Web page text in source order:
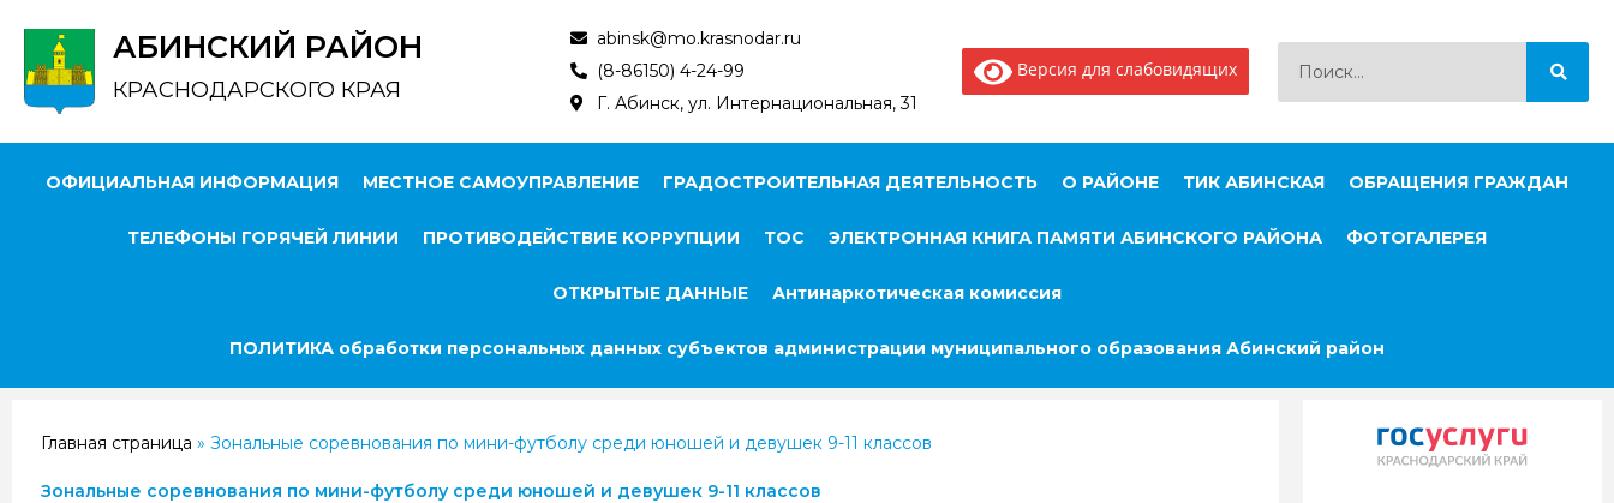
АБИНСКИЙ РАЙОН
КРАСНОДАРСКОГО КРАЯ
abinsk@mo.krasnodar.ru
(8-86150) 4-24-99
Г. Абинск, ул. Интернациональная, 31
Версия для слабовидящих
ОФИЦИАЛЬНАЯ ИНФОРМАЦИЯ МЕСТНОЕ САМОУПРАВЛЕНИЕ ГРАДОСТРОИТЕЛЬНАЯ ДЕЯТЕЛЬНОСТЬ О РАЙОНЕ ТИК АБИНСКАЯ ОБРАЩЕНИЯ ГРАЖДАН
ТЕЛЕФОНЫ ГОРЯЧЕЙ ЛИНИИ ПРОТИВОДЕЙСТВИЕ КОРРУПЦИИ ТОС ЭЛЕКТРОННАЯ КНИГА ПАМЯТИ АБИНСКОГО РАЙОНА ФОТОГАЛЕРЕЯ
ОТКРЫТЫЕ ДАННЫЕ Антинаркотическая комиссия
ПОЛИТИКА обработки персональных данных субъектов администрации муниципального образования Абинский район
Главная страница » Зональные соревнования по мини-футболу среди юношей и девушек 9-11 классов
Зональные соревнования по мини-футболу среди юношей и девушек 9-11 классов